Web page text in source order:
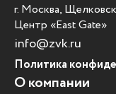
г. Москва,
Центр «East Gate»
info@zvk.ru
Политика
О компании